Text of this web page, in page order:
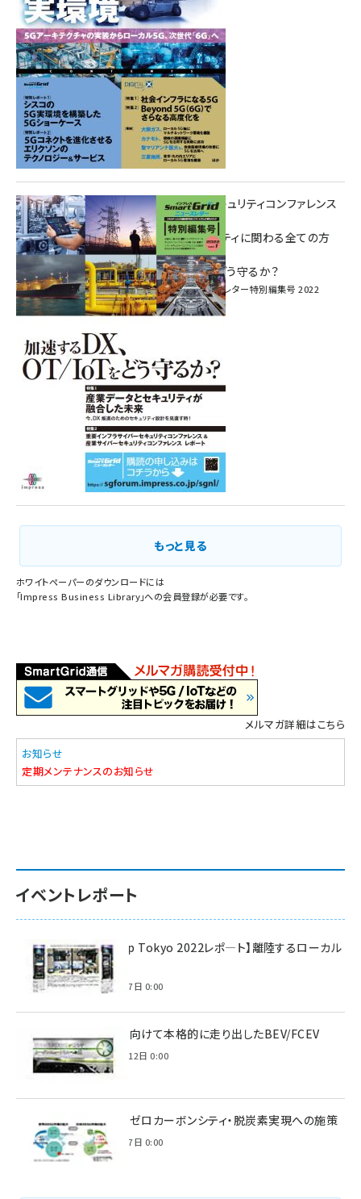
重要インフラサイバーセキュリティコンファレンス
特別電子版！
― 産業サイバーセキュリティに関わる全ての方
へ！ ―
加速するDX、OT/IoTをどう守るか？
インプレス SmartGridニューズレター特別編集号 2022
Vol.1
もっと見る
ホワイトペーパーのダウンロードには
「Impress Business Library」への会員登録が必要です。
メルマガ詳細はこちら
お知らせ
定期メンテナンスのお知らせ
イベントレポート
【Interop Tokyo 2022レポ—ト】離陸するローカル
5G！
2022年7月7日 0:00
脱炭素に向けて本格的に走り出したBEV/FCEV
2022年6月12日 0:00
環境省のゼロカーボンシティ・脱炭素実現への施策
2021年3月7日 0:00